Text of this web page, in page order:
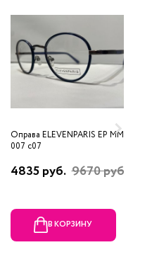
Оправа ELEVENPARIS EP MM
007 c07
4835 руб. 9670 руб.
В КОРЗИНУ